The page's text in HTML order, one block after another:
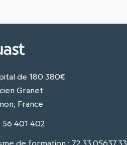
de 180 380€
Granet
France
56 401 402